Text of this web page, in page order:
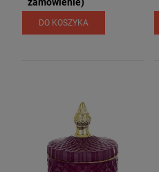
DO KOSZYKA